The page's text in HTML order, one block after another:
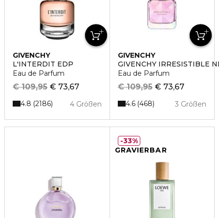
GIVENCHY
L'INTERDIT EDP
Eau de Parfum
€ 73,67
€ 109,95
4 Größen
4.8 2186
GIVENCHY
GIVENCHY IRRESISTIBLE
Eau de Parfum
€ 73,67
€ 109,95
3 Größen
4.6 468
GRAVIERBAR
33%